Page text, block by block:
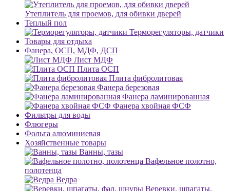
Утеплитель для проемов, для обивки дверей
Теплый пол
Терморегуляторы, датчики
Товары для отдыха
Фанера, ОСП, МДФ, ДСП
Лист МДФ
Плита ОСП
Плита фибролитовая
Фанера березовая
Фанера ламинированная
Фанера хвойная ФСФ
Фильтры для воды
Флюгеры
Фольга алюминиевая
Хозяйственные товары
Ванны, тазы
Вафельное полотно,
полотенца
Ведра
Веревки, шпагаты,